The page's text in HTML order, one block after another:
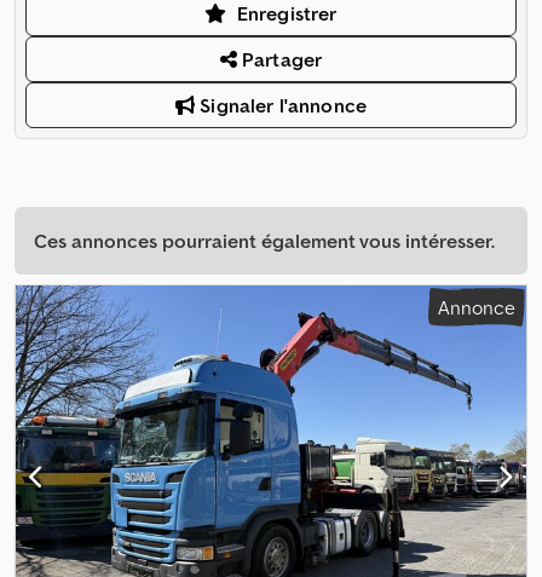
Enregistrer
Partager
Signaler l'annonce
Ces annonces pourraient également vous intéresser.
Annonce